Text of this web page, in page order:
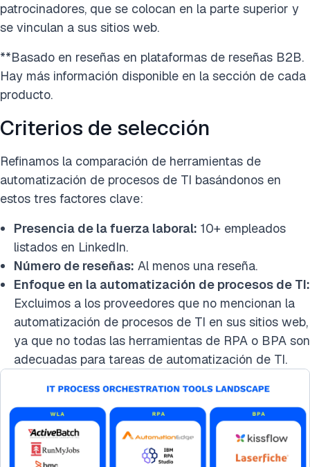
patrocinadores, que se colocan en la parte superior y
se vinculan a sus sitios web.
**Basado en reseñas en plataformas de reseñas B2B.
Hay más información disponible en la sección de cada
producto.
Criterios de selección
Refinamos la comparación de herramientas de
automatización de procesos de TI basándonos en
estos tres factores clave:
Presencia de la fuerza laboral: 10+ empleados
listados en LinkedIn.
Número de reseñas: Al menos una reseña.
Enfoque en la automatización de procesos de TI:
Excluimos a los proveedores que no mencionan la
automatización de procesos de TI en sus sitios web,
ya que no todas las herramientas de RPA o BPA son
adecuadas para tareas de automatización de TI.